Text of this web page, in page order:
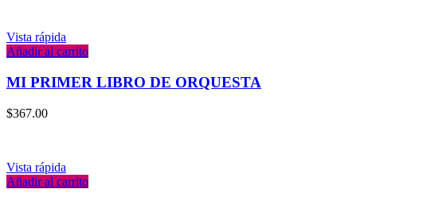
Vista rápida
Añadir al carrito
MI PRIMER LIBRO DE ORQUESTA
$367.00
Vista rápida
Añadir al carrito